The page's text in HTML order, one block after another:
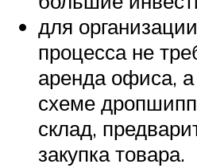
для
процесса не
аренда офиса,
схеме
склад,
закупка товара.